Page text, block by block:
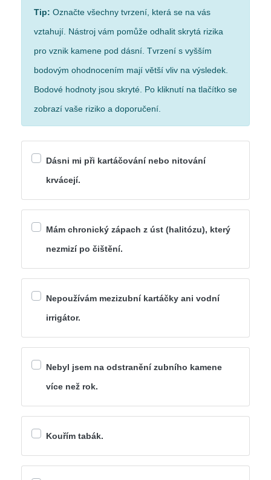
Tip: Označte všechny tvrzení, která se na vás
vztahují. Nástroj vám pomůže odhalit skrytá rizika
pro vznik kamene pod dásní. Tvrzení s vyšším
bodovým ohodnocením mají větší vliv na výsledek.
Bodové hodnoty jsou skryté. Po kliknutí na tlačítko se
zobrazí vaše riziko a doporučení.
Dásni mi při kartáčování nebo nitování
krvácejí.
Mám chronický zápach z úst (halitózu), který
nezmizí po čištění.
Nepoužívám mezizubní kartáčky ani vodní
irrigátor.
Nebyl jsem na odstranění zubního kamene
více než rok.
Kouřím tabák.